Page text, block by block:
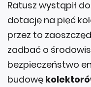
Ratusz wystąpił
dotację na pięć
przez to
zadbać o
bezpieczeństwo
budowę